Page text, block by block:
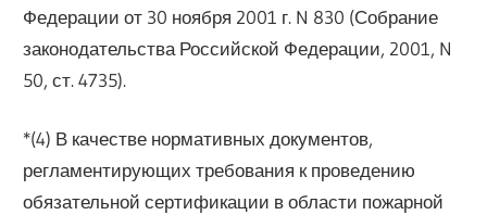
Федерации от 30 ноября 2001 г. N 830 (Собрание
законодательства Российской Федерации, 2001, N
50, ст. 4735).
*(4) В качестве нормативных документов,
регламентирующих требования к проведению
обязательной сертификации в области пожарной